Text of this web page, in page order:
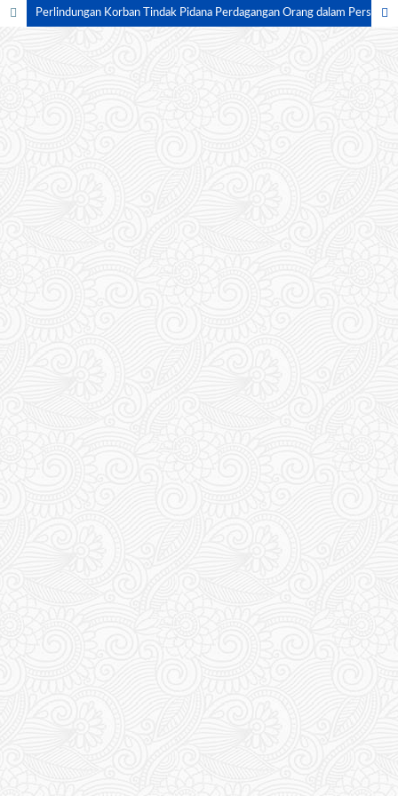
Perlindungan Korban Tindak Pidana Perdagangan Orang dalam Perspektif Viktimologi: Studi terhadap Pemenuhan Hak Restitusi bagi Pekerja Migran Indonesia